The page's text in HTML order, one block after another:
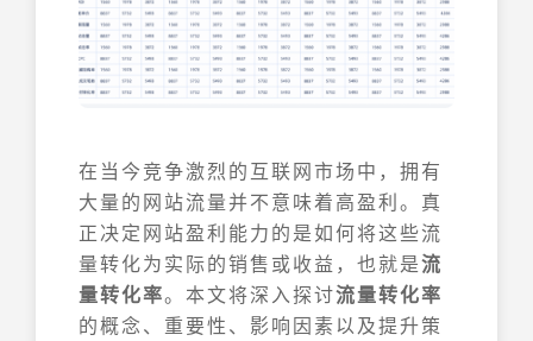
在当今竞争激烈的互联网市场中，拥有
大量的网站流量并不意味着高盈利。真
正决定网站盈利能力的是如何将这些流
量转化为实际的销售或收益，也就是流
量转化率。本文将深入探讨流量转化率
的概念、重要性、影响因素以及提升策